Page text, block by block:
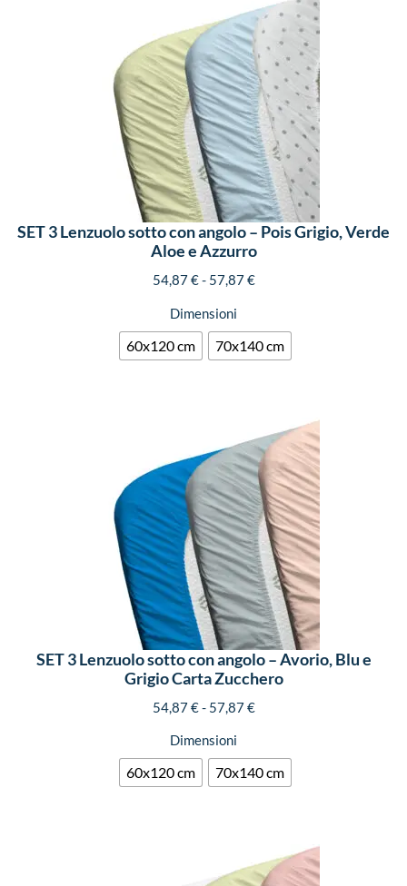
SET 3 Lenzuolo sotto con angolo – Pois Grigio, Verde
Aloe e Azzurro
54,87€- 57,87€
Dimensioni
60x120 cm 70x140 cm
SET 3 Lenzuolo sotto con angolo – Avorio, Blu e
Grigio Carta Zucchero
54,87€- 57,87€
Dimensioni
60x120 cm 70x140 cm